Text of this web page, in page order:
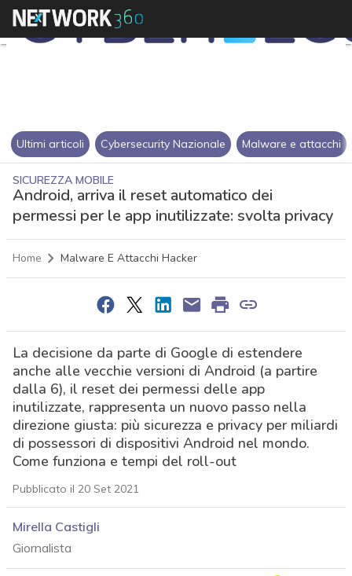
Ultimi articoli Cybersecurity Nazionale Malware e attacchi
SICUREZZA MOBILE
Android, arriva il reset automatico dei
permessi per le app inutilizzate: svolta privacy
Home Malware E Attacchi Hacker
La decisione da parte di Google di estendere
anche alle vecchie versioni di Android (a partire
dalla 6), il reset dei permessi delle app
inutilizzate, rappresenta un nuovo passo nella
direzione giusta: più sicurezza e privacy per miliardi
di possessori di dispositivi Android nel mondo.
Come funziona e tempi del roll-out
Pubblicato il 20 Set 2021
Mirella Castigli
Giornalista